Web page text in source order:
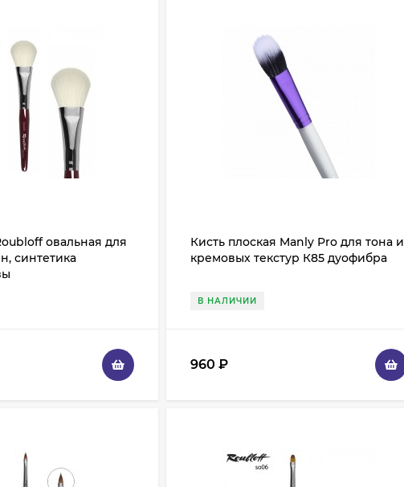
овальная для
синтетика
Кисть плоская Manly Pro для тона и
кремовых текстур К85 дуофибра
В НАЛИЧИИ
960₽